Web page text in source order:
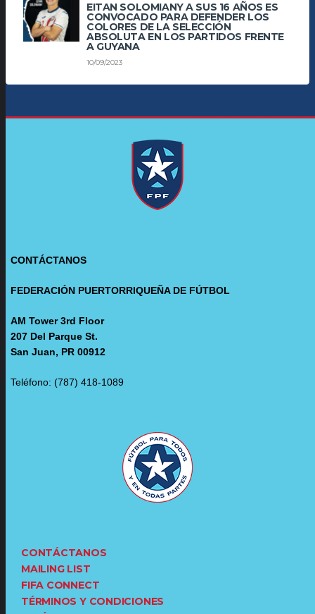
EITAN SOLOMIANY A SUS 16 AÑOS ES
CONVOCADO PARA DEFENDER LOS
COLORES DE LA SELECCIÓN
ABSOLUTA EN LOS PARTIDOS FRENTE
A GUYANA
10/09/2023
CONTÁCTANOS
FEDERACIÓN PUERTORRIQUEÑA DE FÚTBOL
AM Tower 3rd Floor
207 Del Parque St.
San Juan, PR 00912
Teléfono: (787) 418-1089
CONTÁCTANOS
MAILING LIST
FIFA CONNECT
TÉRMINOS Y CONDICIONES